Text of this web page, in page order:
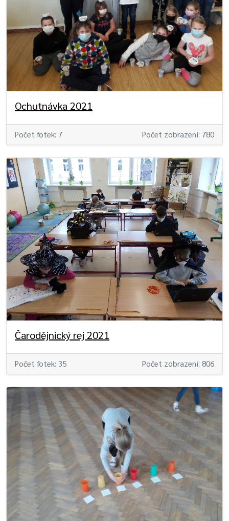
Ochutnávka 2021
Počet fotek: 7 Počet zobrazení: 780
Čarodějnický rej 2021
Počet fotek: 35 Počet zobrazení: 806